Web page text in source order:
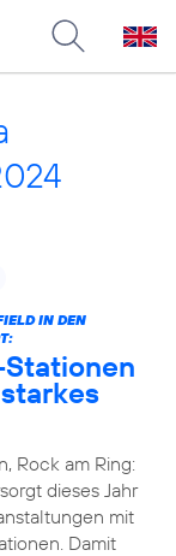
IN DEN
Rock am Ring:
dieses Jahr
mit
Damit